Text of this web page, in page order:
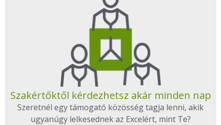
Szakértőktől kérdezhetsz akár minden nap
Szeretnél egy támogató közösség tagja lenni, akik
ugyanúgy lelkesednek az Excelért, mint Te?